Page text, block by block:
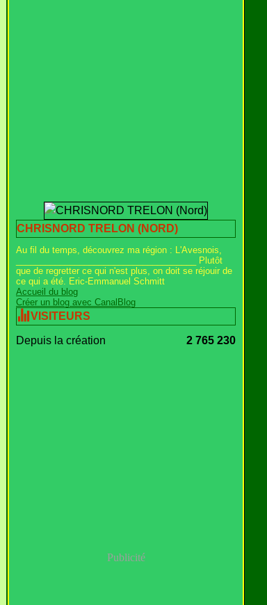
CHRISNORD TRELON (NORD)
Au fil du temps, découvrez ma région : L'Avesnois,
_____________________________________ Plutôt
que de regretter ce qui n'est plus, on doit se réjouir de
ce qui a été. Eric-Emmanuel Schmitt
Accueil du blog
Créer un blog avec CanalBlog
VISITEURS
Depuis la création 2 765 230
Publicité